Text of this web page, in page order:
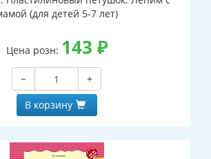
(для детей 5-7 лет)
Цена розн: 143 ₽
−
+
В корзину